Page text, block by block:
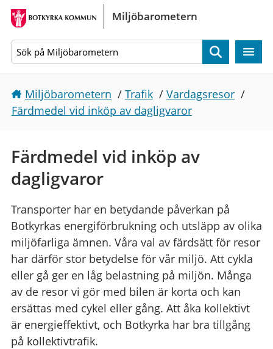
Gå direkt till sidans innehåll
Miljöbarometern
Sök
Miljöbarometern / Trafik / Vardagsresor /
Färdmedel vid inköp av dagligvaror
Färdmedel vid inköp av
dagligvaror
Transporter har en betydande påverkan på
Botkyrkas energiförbrukning och utsläpp av olika
miljöfarliga ämnen. Våra val av färdsätt för resor
har därför stor betydelse för vår miljö. Att cykla
eller gå ger en låg belastning på miljön. Många
av de resor vi gör med bilen är korta och kan
ersättas med cykel eller gång. Att åka kollektivt
är energieffektivt, och Botkyrka har bra tillgång
på kollektivtrafik.